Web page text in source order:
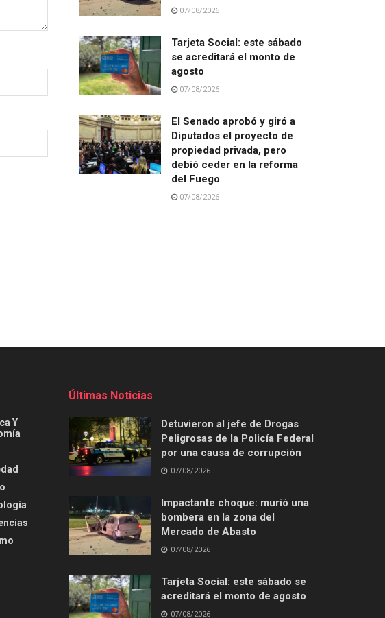
07/08/2026
Tarjeta Social: este sábado
se acreditará el monto de
agosto
07/08/2026
El Senado aprobó y giró a
Diputados el proyecto de
propiedad privada, pero
debió ceder en la reforma
del Fuego
07/08/2026
Y
Últimas Noticias
Detuvieron al jefe de Drogas
Peligrosas de la Policía Federal
por una causa de corrupción
07/08/2026
Impactante choque: murió una
bombera en la zona del
Mercado de Abasto
07/08/2026
Tarjeta Social: este sábado se
acreditará el monto de agosto
07/08/2026